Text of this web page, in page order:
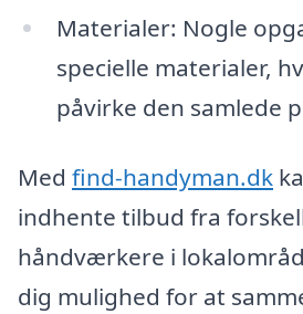
Materialer: Nogle
specielle materialer,
påvirke den samlede
Med find-handyman.dk
indhente tilbud fra
håndværkere i
dig mulighed for at